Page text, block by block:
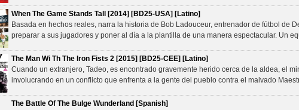
When The Game Stands Tall [2014] [BD25-USA] [Latino]
Basada en hechos reales, narra la historia de Bob Ladouceur, entrenador de fútbol de
preparar a sus jugadores y poner al día a la plantilla de una manera espectacular. Un
The Man Wi Th The Iron Fists 2 [2015] [BD25-CEE] [Latino]
Cuando un extranjero, Tadeo, es encontrado gravemente herido cerca de la aldea, el
involucrando en un conflicto que enfrenta a la gente del pueblo contra el malvado
The Battle Of The Bulge Wunderland [Spanish]